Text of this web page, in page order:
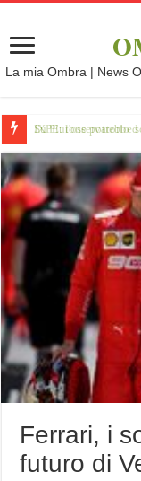
La mia Ombra | News
IXPE: l'osservatorio
Ferrari, i
futuro di